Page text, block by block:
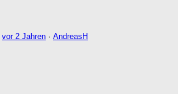
vor 2 Jahren · AndreasH